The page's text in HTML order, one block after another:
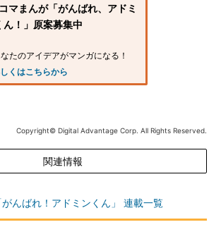
マまんが「がんばれ、アドミ
ん！」原案募集中
たのアイデアがマンガになる！
くはこちらから
Copyright© Digital Advantage Corp. All Rights Reserved.
関連情報
んばれ！アドミンくん」 連載一覧